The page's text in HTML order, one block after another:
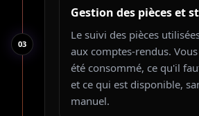
Gestion des pièces et
Le suivi des pièces
aux comptes-rendus.
été consommé, ce qu'il
et ce qui est disponible,
manuel.
03